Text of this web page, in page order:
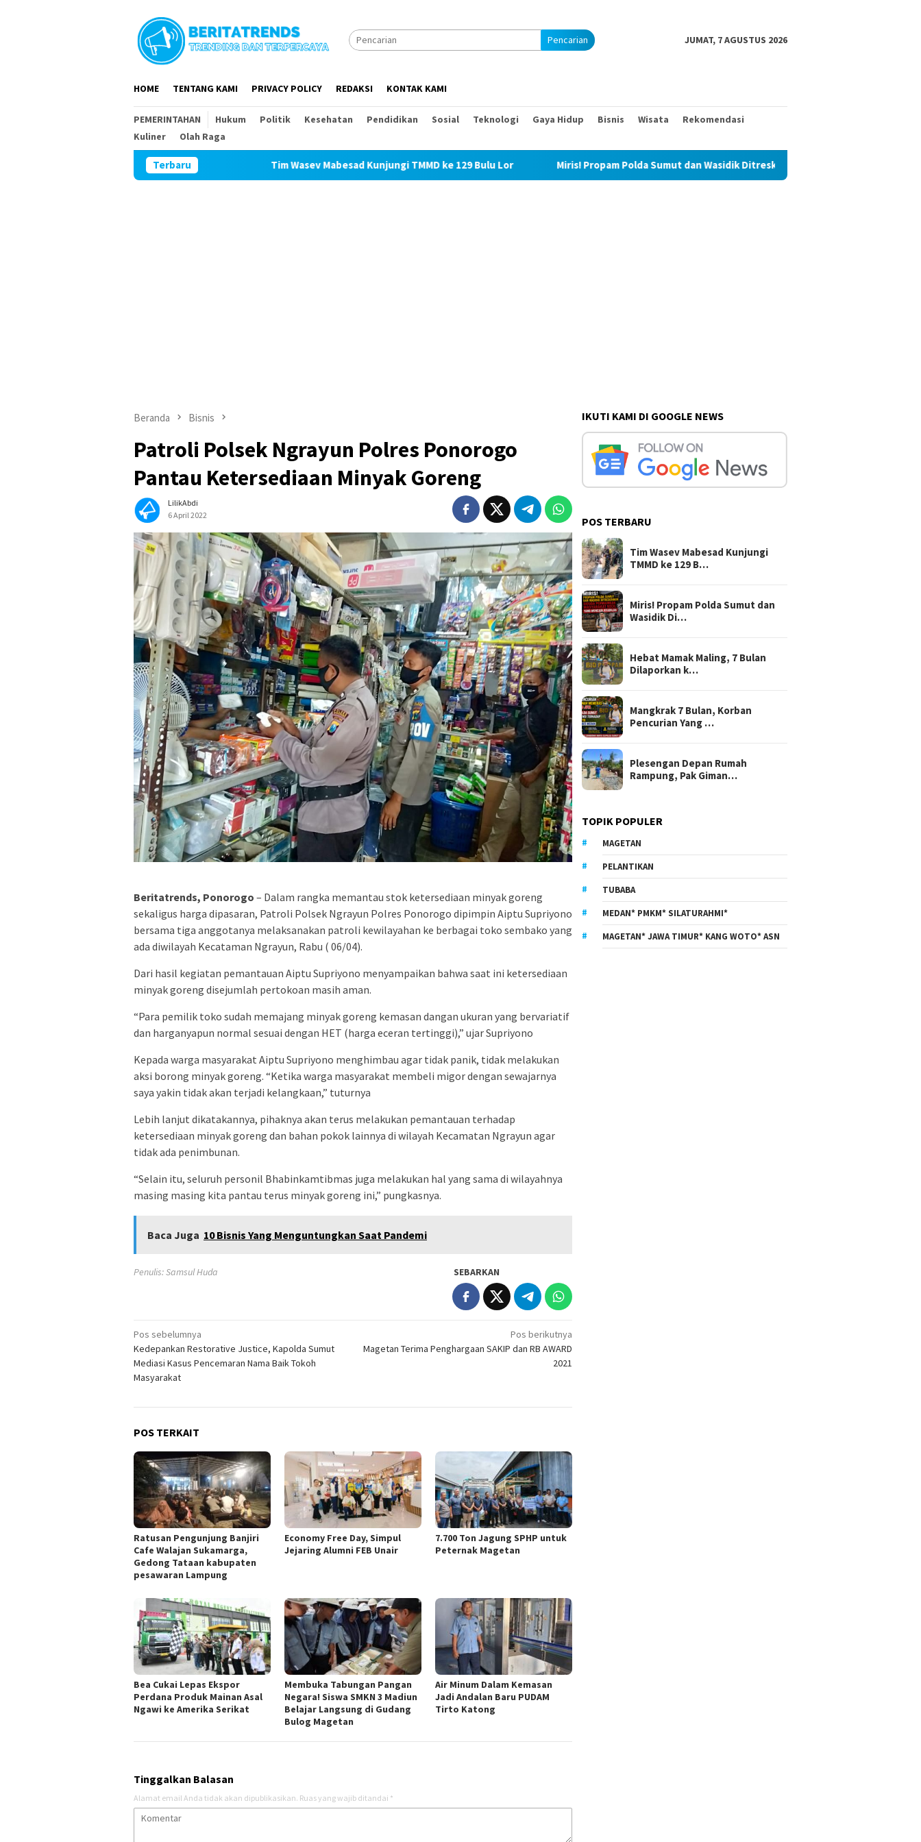
Pencarian JUMAT, 7 AGUSTUS 2026
HOME TENTANG KAMI PRIVACY POLICY REDAKSI KONTAK KAMI
PEMERINTAHAN Hukum Politik Kesehatan Pendidikan Sosial Teknologi Gaya Hidup Bisnis Wisata
Rekomendasi
Kuliner
Olah Raga
Terbaru Tim Wasev Mabesad Kunjungi TMMD ke 129 Bulu Lor Miris! Propam Polda Sumut dan Wasidik Ditreskrimum Diduga Permainkan Masyarakat Kecil
Beranda Bisnis
Patroli Polsek Ngrayun Polres Ponorogo
Pantau Ketersediaan Minyak Goreng
LilikAbdi
6 April 2022
Beritatrends, Ponorogo – Dalam rangka memantau stok ketersediaan minyak goreng
sekaligus harga dipasaran, Patroli Polsek Ngrayun Polres Ponorogo dipimpin Aiptu Supriyono
bersama tiga anggotanya melaksanakan patroli kewilayahan ke berbagai toko sembako yang
ada diwilayah Kecataman Ngrayun, Rabu ( 06/04).
Dari hasil kegiatan pemantauan Aiptu Supriyono menyampaikan bahwa saat ini ketersediaan
minyak goreng disejumlah pertokoan masih aman.
“Para pemilik toko sudah memajang minyak goreng kemasan dangan ukuran yang bervariatif
dan harganyapun normal sesuai dengan HET (harga eceran tertinggi),” ujar Supriyono
Kepada warga masyarakat Aiptu Supriyono menghimbau agar tidak panik, tidak melakukan
aksi borong minyak goreng. “Ketika warga masyarakat membeli migor dengan sewajarnya
saya yakin tidak akan terjadi kelangkaan,” tuturnya
Lebih lanjut dikatakannya, pihaknya akan terus melakukan pemantauan terhadap
ketersediaan minyak goreng dan bahan pokok lainnya di wilayah Kecamatan Ngrayun agar
tidak ada penimbunan.
“Selain itu, seluruh personil Bhabinkamtibmas juga melakukan hal yang sama di wilayahnya
masing masing kita pantau terus minyak goreng ini,” pungkasnya.
Baca Juga 10 Bisnis Yang Menguntungkan Saat Pandemi
Penulis: Samsul Huda SEBARKAN
Navigasi
pos
Pos sebelumnya
Kedepankan Restorative Justice, Kapolda Sumut
Mediasi Kasus Pencemaran Nama Baik Tokoh
Masyarakat
Pos berikutnya
Magetan Terima Penghargaan SAKIP dan RB AWARD
2021
POS TERKAIT
Ratusan Pengunjung Banjiri
Cafe Walajan Sukamarga,
Gedong Tataan kabupaten
pesawaran Lampung
Economy Free Day, Simpul
Jejaring Alumni FEB Unair
7.700 Ton Jagung SPHP untuk
Peternak Magetan
Bea Cukai Lepas Ekspor
Perdana Produk Mainan Asal
Ngawi ke Amerika Serikat
Membuka Tabungan Pangan
Negara! Siswa SMKN 3 Madiun
Belajar Langsung di Gudang
Bulog Magetan
Air Minum Dalam Kemasan
Jadi Andalan Baru PUDAM
Tirto Katong
Tinggalkan Balasan
Alamat email Anda tidak akan dipublikasikan. Ruas yang wajib ditandai *
IKUTI KAMI DI GOOGLE NEWS
POS TERBARU
Tim Wasev Mabesad Kunjungi
TMMD ke 129 B…
Miris! Propam Polda Sumut dan
Wasidik Di…
Hebat Mamak Maling, 7 Bulan
Dilaporkan k…
Mangkrak 7 Bulan, Korban
Pencurian Yang …
Plesengan Depan Rumah
Rampung, Pak Giman…
TOPIK POPULER
MAGETAN
PELANTIKAN
TUBABA
MEDAN* PMKM* SILATURAHMI*
MAGETAN* JAWA TIMUR* KANG WOTO* ASN